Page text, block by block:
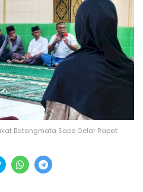
Batangmata Sapo Gelar Rapat